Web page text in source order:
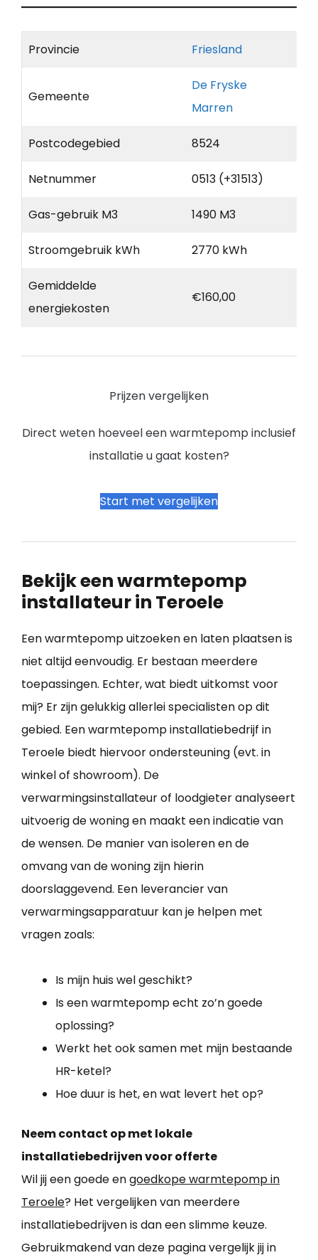
Provincie Friesland
Gemeente
De Fryske
Marren
Postcodegebied 8524
Netnummer 0513 (+31513)
Gas-gebruik M3 1490 M3
Stroomgebruik kWh 2770 kWh
Gemiddelde
energiekosten
€160,00
Prijzen vergelijken
Direct weten hoeveel een warmtepomp inclusief
installatie u gaat kosten?
Start met vergelijken
Bekijk een warmtepomp
installateur in Teroele
Een warmtepomp uitzoeken en laten plaatsen is
niet altijd eenvoudig. Er bestaan meerdere
toepassingen. Echter, wat biedt uitkomst voor
mij? Er zijn gelukkig allerlei specialisten op dit
gebied. Een warmtepomp installatiebedrijf in
Teroele biedt hiervoor ondersteuning (evt. in
winkel of showroom). De
verwarmingsinstallateur of loodgieter analyseert
uitvoerig de woning en maakt een indicatie van
de wensen. De manier van isoleren en de
omvang van de woning zijn hierin
doorslaggevend. Een leverancier van
verwarmingsapparatuur kan je helpen met
vragen zoals:
Is mijn huis wel geschikt?
Is een warmtepomp echt zo’n goede
oplossing?
Werkt het ook samen met mijn bestaande
HR-ketel?
Hoe duur is het, en wat levert het op?
Neem contact op met lokale
installatiebedrijven voor offerte
Wil jij een goede engoedkope warmtepomp in
Teroele? Het vergelijken van meerdere
installatiebedrijven is dan een slimme keuze.
Gebruikmakend van deze pagina vergelijk jij in